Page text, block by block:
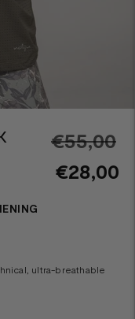
€55,00
€28,00
ultra-breathable